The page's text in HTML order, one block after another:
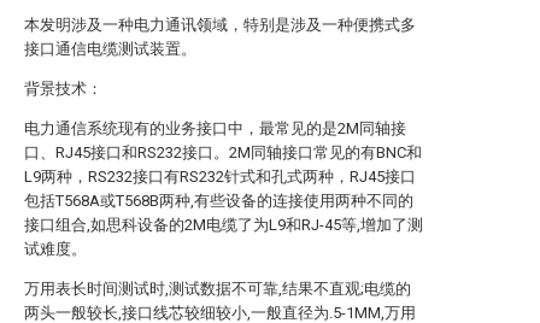
本发明涉及一种电力通讯领域，特别是涉及一种便携式多
接口通信电缆测试装置。
背景技术：
电力通信系统现有的业务接口中，最常见的是2M同轴接
口、RJ45接口和RS232接口。2M同轴接口常见的有BNC和
L9两种，RS232接口有RS232针式和孔式两种，RJ45接口
包括T568A或T568B两种,有些设备的连接使用两种不同的
接口组合,如思科设备的2M电缆了为L9和RJ-45等,增加了测
试难度。
万用表长时间测试时,测试数据不可靠,结果不直观;电缆的
两头一般较长,接口线芯较细较小,一般直径为.5-1MM,万用